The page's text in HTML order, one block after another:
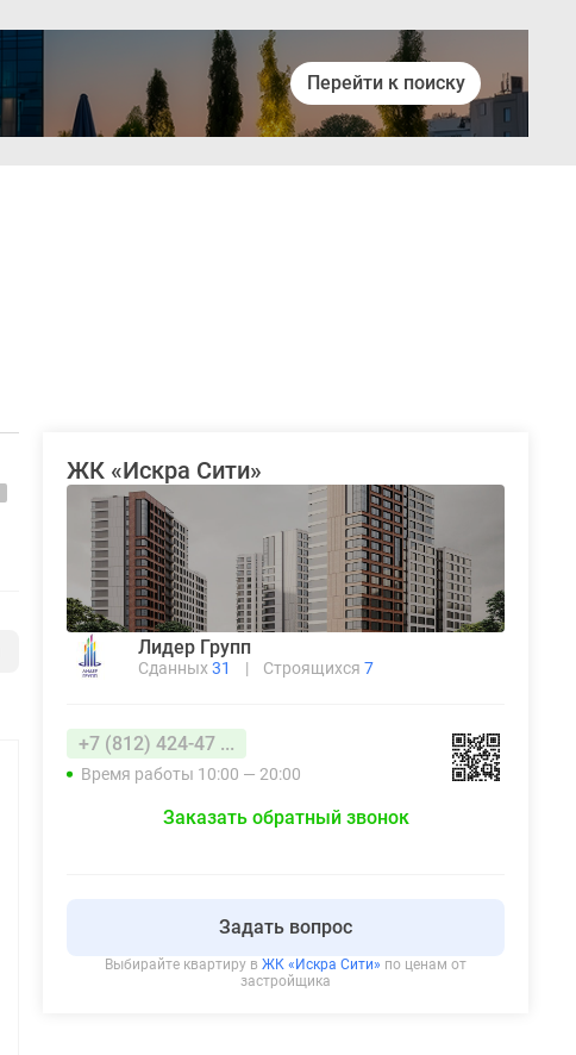
Перейти к поиску
ЖК «Искра Сити»
Лидер Групп
Сданных 31 | Строящихся 7
+7 (812) 424-47 ...
Время работы 10:00 — 20:00
Заказать обратный звонок
Задать вопрос
Выбирайте квартиру в ЖК «Искра Сити» по ценам от
застройщика